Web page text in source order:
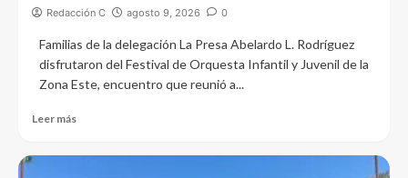
Redacción C agosto 9, 2026 0
Familias de la delegación La Presa Abelardo L. Rodríguez
disfrutaron del Festival de Orquesta Infantil y Juvenil de la
Zona Este, encuentro que reunió a...
Leer más